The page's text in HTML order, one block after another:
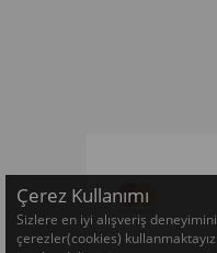
Çerez Kullanımı
Sizlere en iyi alışveriş
çerezler(cookies)